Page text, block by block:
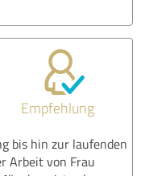
Empfehlung
bis hin zur laufenden
Arbeit von Frau